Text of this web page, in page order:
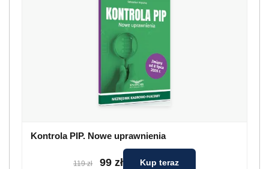
Kontrola PIP. Nowe uprawnienia
119 zł 99 zł Kup teraz